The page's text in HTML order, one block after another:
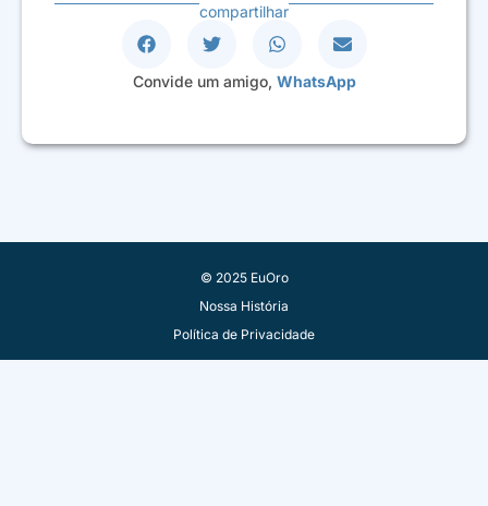
compartilhar
Convide um amigo, WhatsApp
© 2025 EuOro
Nossa História
Política de Privacidade